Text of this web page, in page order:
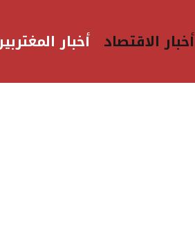
أخبار الاقتصاد أخبار